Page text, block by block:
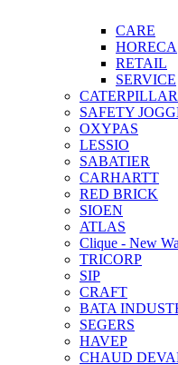
CARE
HORECA
RETAIL
SERVICE
CATERPILLAR
SAFETY
OXYPAS
LESSIO
SABATIER
CARHARTT
RED BRICK
SIOEN
ATLAS
Clique - New
TRICORP
SIP
CRAFT
BATA
SEGERS
HAVEP
CHAUD